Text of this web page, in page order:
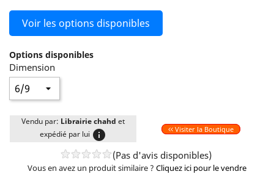
Voir les options disponibles
Options disponibles
Dimension
Vendu par: Librairie chahd et
expédié par lui info Visiter la Boutique
(Pas d'avis disponibles)
Vous en avez un produit similaire ? Cliquez ici pour le vendre